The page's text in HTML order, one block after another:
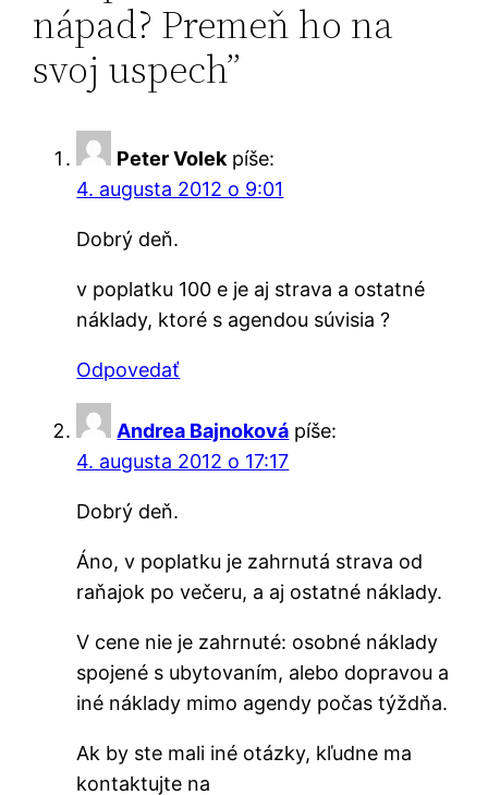
nápad? Premeň ho na
svoj uspech”
Peter Volek píše:
4. augusta 2012 o 9:01
Dobrý deň.
v poplatku 100 e je aj strava a ostatné
náklady, ktoré s agendou súvisia ?
Odpovedať
Andrea Bajnoková píše:
4. augusta 2012 o 17:17
Dobrý deň.
Áno, v poplatku je zahrnutá strava od
raňajok po večeru, a aj ostatné náklady.
V cene nie je zahrnuté: osobné náklady
spojené s ubytovaním, alebo dopravou a
iné náklady mimo agendy počas týždňa.
Ak by ste mali iné otázky, kľudne ma
kontaktujte na